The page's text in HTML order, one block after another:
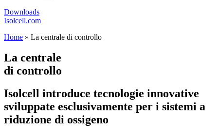
Downloads
Isolcell.com
Home » La centrale di controllo
La centrale
di controllo
Isolcell introduce tecnologie innovative
sviluppate esclusivamente per i sistemi a
riduzione di ossigeno